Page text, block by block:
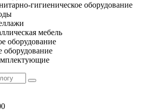
гигиеническое оборудование
мебель
оборудование
оборудование